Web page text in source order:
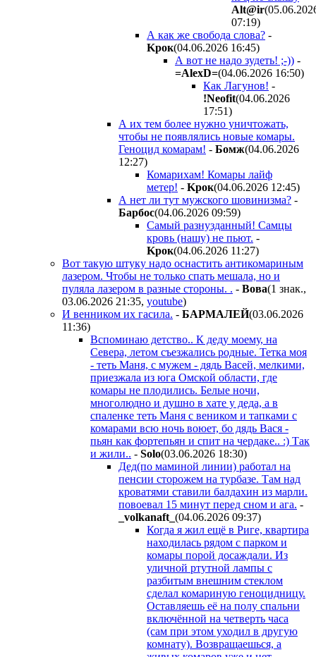
Alt@ir
07:19)
А как же свобода слова? -
Kpoк(04.06.2026 16:45)
А вот не надо зудеть! ;-)) -
=AlexD=(04.06.2026 16:50)
Как Лагунов! -
!Neofit(04.06.2026
17:51)
А их тем более нужно уничтожать,
чтобы не появлялись новые комары.
Геноцид комарам! - Бoмж(04.06.2026
12:27)
Комарихам! Комары лайф
метер! - Kpoк(04.06.2026 12:45)
А нет ли тут мужского шовинизма? -
Бapбoc(04.06.2026 09:59)
Самый разнузданный! Самцы
кровь (нашу) не пьют. -
Kpoк(04.06.2026 11:27)
Вот такую штуку надо оснастить антикомариным
лазером. Чтобы не только спать мешала, но и
пуляла лазером в разные стороны. . - Boвa(1 знак.,
03.06.2026 21:35, youtube)
И венником их гасила. - БAPMAЛEЙ(03.06.2026
11:36)
Вспоминаю детство.. К деду моему, на
Севера, летом съезжались родные. Тетка моя
- теть Маня, с мужем - дядь Васей, мелкими,
приезжала из юга Омской области, где
комары не плодились. Белые ночи,
многолюдно и душно в хате у деда, а в
спаленке теть Маня с веником и тапками с
комарами всю ночь воюет, бо дядь Вася -
пьян как фортепьян и спит на чердаке.. :) Так
и жили.. - Solo(03.06.2026 18:30)
Дед(по маминой линии) работал на
пенсии сторожем на турбазе. Там над
кроватями ставили балдахин из марли.
повоевал 15 минут перед сном и ага. -
_volkanaft_ (04.06.2026 09:37)
Когда я жил ещё в Риге, квартира
находилась рядом с парком и
комары порой досаждали. Из
уличной ртутной лампы с
разбитым внешним стеклом
сделал комариную геноцидницу.
Оставляешь её на полу спальни
включённой на четверть часа
(сам при этом уходил в другую
комнату). Возвращаешься, а